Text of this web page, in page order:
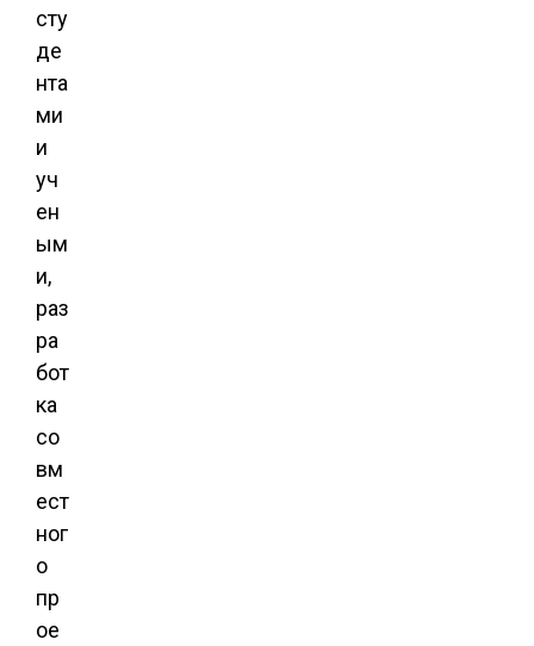
сту
де
нта
ми
и
уч
ен
ым
и,
раз
ра
бот
ка
со
вм
ест
ног
о
пр
ое